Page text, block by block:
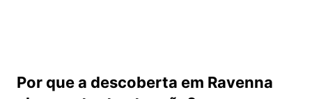
Por que a descoberta em Ravenna